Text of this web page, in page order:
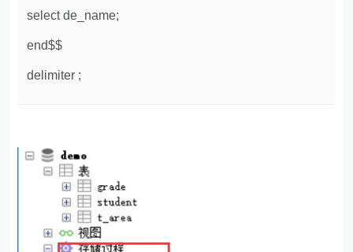
select de_name;
end$$
delimiter ;